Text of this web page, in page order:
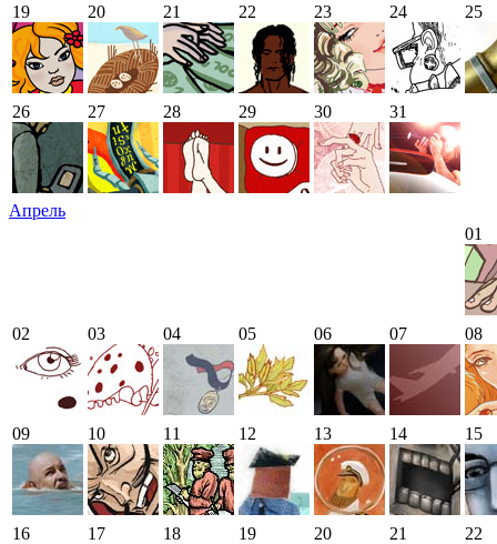
19 20 21 22 23 24 25
26 27 28 29 30 31
Апрель
01
02 03 04 05 06 07 08
09 10 11 12 13 14 15
16 17 18 19 20 21 22